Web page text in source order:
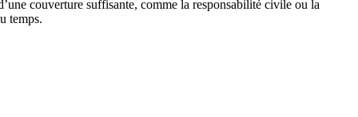
couverture suffisante, comme la responsabilité civile ou la
temps.